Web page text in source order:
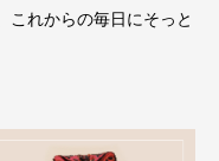
これからの毎日にそっと